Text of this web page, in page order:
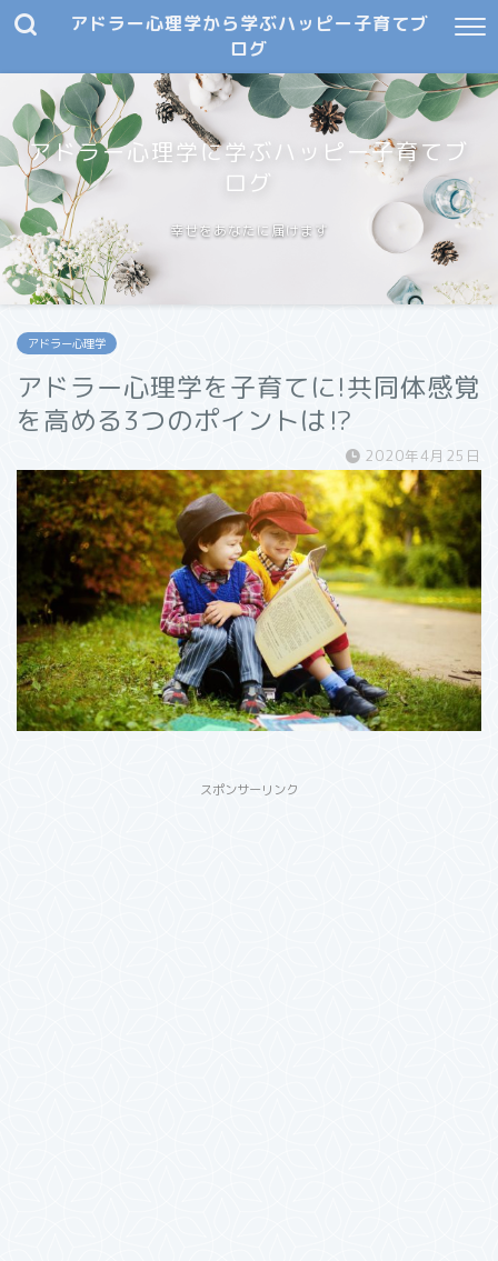
アドラー心理学から学ぶハッピー子育てブ
ログ
アドラー心理学に学ぶハッピー子育てブ
ログ
幸せをあなたに届けます
アドラー心理学
アドラー心理学を子育てに!共同体感覚
を高める3つのポイントは⁉︎
2020年4月25日
スポンサーリンク